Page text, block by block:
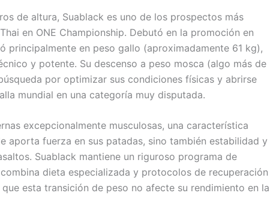
de altura, Suablack es uno de los prospectos más
en ONE Championship. Debutó en la promoción en
principalmente en peso gallo (aproximadamente 61 kg),
y potente. Su descenso a peso mosca (algo más de
por optimizar sus condiciones físicas y abrirse
mundial en una categoría muy disputada.
excepcionalmente musculosas, una característica
aporta fuerza en sus patadas, sino también estabilidad y
Suablack mantiene un riguroso programa de
dieta especializada y protocolos de recuperación
esta transición de peso no afecte su rendimiento en la